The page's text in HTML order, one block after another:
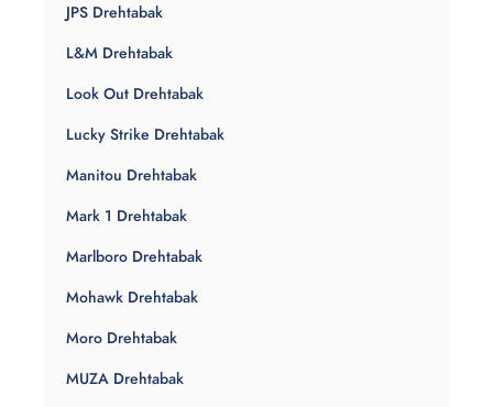
JPS Drehtabak
L&M Drehtabak
Look Out Drehtabak
Lucky Strike Drehtabak
Manitou Drehtabak
Mark 1 Drehtabak
Marlboro Drehtabak
Mohawk Drehtabak
Moro Drehtabak
MUZA Drehtabak